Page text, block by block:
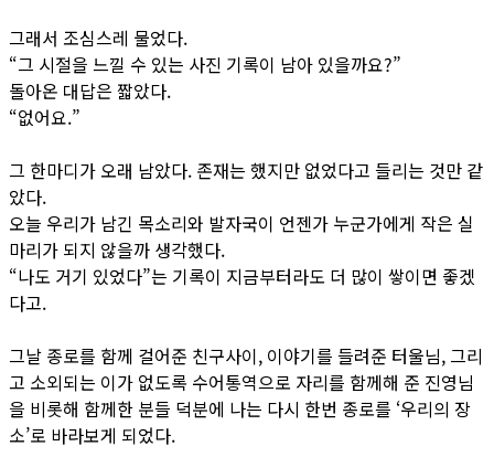
그래서 조심스레 물었다.
“그 시절을 느낄 수 있는 사진 기록이 남아 있을까요?”
돌아온 대답은 짧았다.
“없어요.”
그 한마디가 오래 남았다. 존재는 했지만 없었다고 들리는 것만 같
았다.
오늘 우리가 남긴 목소리와 발자국이 언젠가 누군가에게 작은 실
마리가 되지 않을까 생각했다.
“나도 거기 있었다”는 기록이 지금부터라도 더 많이 쌓이면 좋겠
다고.
그날 종로를 함께 걸어준 친구사이, 이야기를 들려준 터울님, 그리
고 소외되는 이가 없도록 수어통역으로 자리를 함께해 준 진영님
을 비롯해 함께한 분들 덕분에 나는 다시 한번 종로를 ‘우리의 장
소’로 바라보게 되었다.